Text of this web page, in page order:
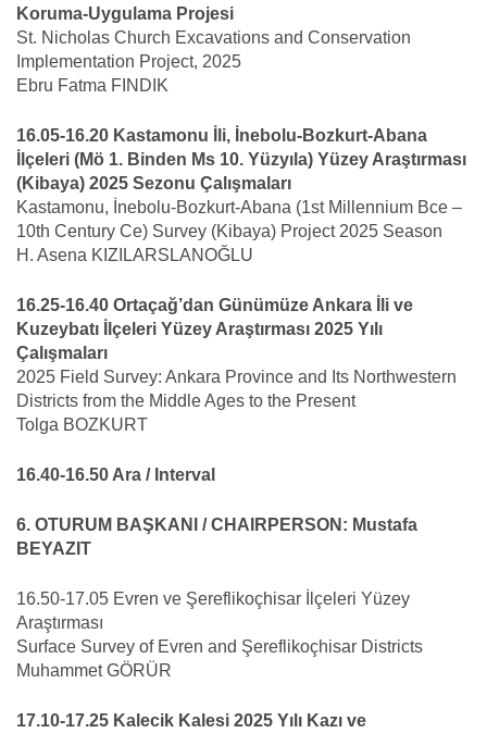
Koruma-Uygulama Projesi
St. Nicholas Church Excavations and Conservation
Implementation Project, 2025
Ebru Fatma FINDIK
16.05-16.20 Kastamonu İli, İnebolu-Bozkurt-Abana
İlçeleri (Mö 1. Binden Ms 10. Yüzyıla) Yüzey Araştırması
(Kibaya) 2025 Sezonu Çalışmaları
Kastamonu, İnebolu-Bozkurt-Abana (1st Millennium Bce –
10th Century Ce) Survey (Kibaya) Project 2025 Season
H. Asena KIZILARSLANOĞLU
16.25-16.40 Ortaçağ’dan Günümüze Ankara İli ve
Kuzeybatı İlçeleri Yüzey Araştırması 2025 Yılı
Çalışmaları
2025 Field Survey: Ankara Province and Its Northwestern
Districts from the Middle Ages to the Present
Tolga BOZKURT
16.40-16.50 Ara / Interval
6. OTURUM BAŞKANI / CHAIRPERSON: Mustafa
BEYAZIT
16.50-17.05 Evren ve Şereflikoçhisar İlçeleri Yüzey
Araştırması
Surface Survey of Evren and Şereflikoçhisar Districts
Muhammet GÖRÜR
17.10-17.25 Kalecik Kalesi 2025 Yılı Kazı ve